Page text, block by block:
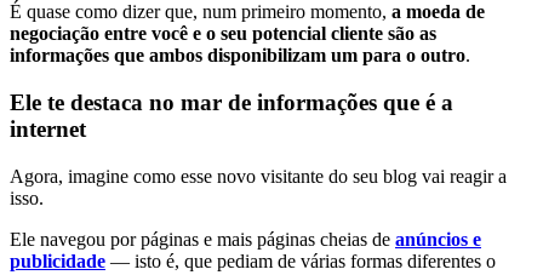
É quase como dizer que, num primeiro momento, a moeda de
negociação entre você e o seu potencial cliente são as
informações que ambos disponibilizam um para o outro.
Ele te destaca no mar de informações que é a
internet
Agora, imagine como esse novo visitante do seu blog vai reagir a
isso.
Ele navegou por páginas e mais páginas cheias de anúncios e
publicidade — isto é, que pediam de várias formas diferentes o